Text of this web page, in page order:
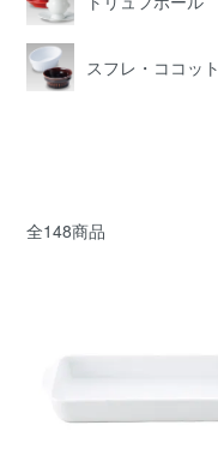
スフレ・ココット
全148商品